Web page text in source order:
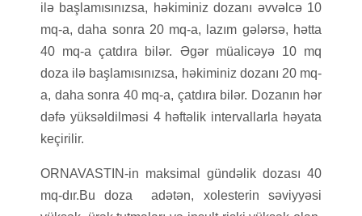
ilə başlamısınızsa, həkiminiz dozanı əvvəlcə 10
mq-a, daha sonra 20 mq-a, lazım gələrsə, hətta
40 mq-a çatdıra bilər. Əgər müalicəyə 10 mq
doza ilə başlamısınızsa, həkiminiz dozanı 20 mq-
a, daha sonra 40 mq-a, çatdıra bilər. Dozanın hər
dəfə yüksəldilməsi 4 həftəlik intervallarla həyata
keçirilir.
ORNAVASTIN-in maksimal gündəlik dozası 40
mq-dır.Bu doza adətən, xolesterin səviyyəsi